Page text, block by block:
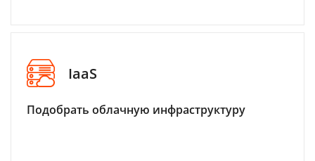
IaaS
Подобрать облачную инфраструктуру